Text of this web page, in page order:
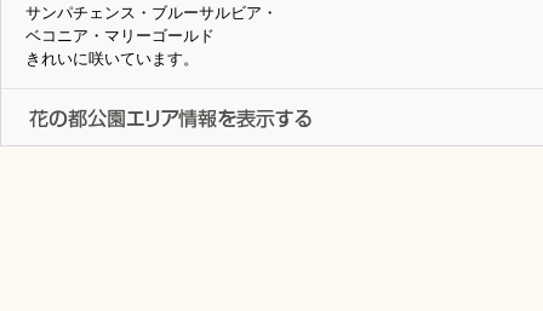
サンパチェンス・ブルーサルビア・
ベコニア・マリーゴールド
きれいに咲いています。